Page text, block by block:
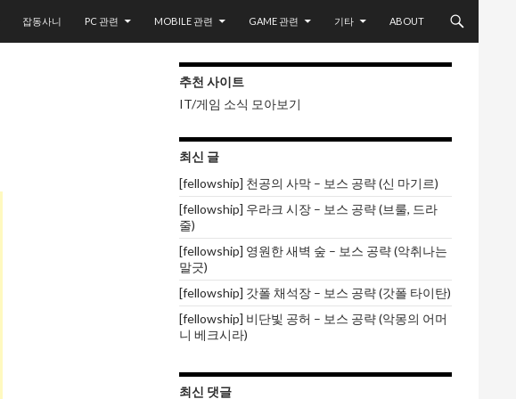
잡동사니 PC 관련 MOBILE 관련 GAME 관련 기타 ABOUT
추천 사이트
IT/게임 소식 모아보기
최신 글
[fellowship] 천공의 사막 – 보스 공략 (신 마기르)
[fellowship] 우라크 시장 – 보스 공략 (브룰, 드라
줄)
[fellowship] 영원한 새벽 숲 – 보스 공략 (악취나는
말긋)
[fellowship] 갓폴 채석장 – 보스 공략 (갓폴 타이탄)
[fellowship] 비단빛 공허 – 보스 공략 (악몽의 어머
니 베크시라)
최신 댓글